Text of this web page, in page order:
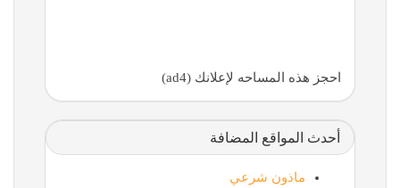
احجز هذه المساحه لإعلانك (ad4)
أحدث المواقع المضافة
ماذون شرعي